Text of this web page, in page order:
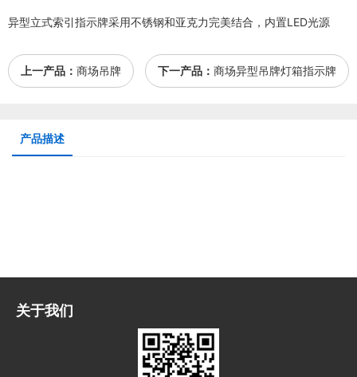
异型立式索引指示牌采用不锈钢和亚克力完美结合，内置LED光源
上一产品： 商场吊牌 下一产品： 商场异型吊牌灯箱指示牌
产品描述
关于我们